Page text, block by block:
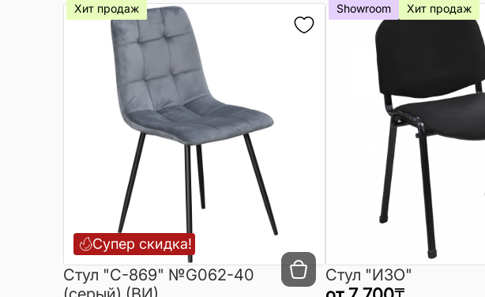
Супер скидка!
Хит продаж
Cтул "C-869" №G062-40
Showroom Хит продаж
Стул "ИЗО"